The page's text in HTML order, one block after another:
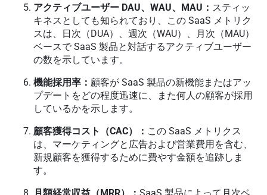
アクティブユーザー DAU、WAU、MAU： スティッ
キネスとしても知られており、この SaaS メトリク
スは、日次（DUA）、週次（WAU）、月次（MAU）
ベースで SaaS 製品と対話するアクティブユーザー
の数を示しています。
機能採用率： 顧客が SaaS 製品の新機能またはアッ
プデートをどの程度迅速に、また何人の顧客が採用
しているかを示します。
顧客獲得コスト（CAC）： この SaaS メトリクス
は、マーケティングと広告および営業費用を含む、
新規顧客を獲得するために費やす金額を追跡しま
す。